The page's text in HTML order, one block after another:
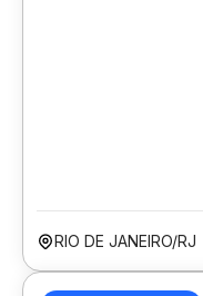
RIO DE JANEIRO/RJ